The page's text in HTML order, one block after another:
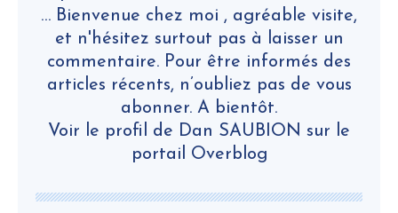
… Bienvenue chez moi , agréable visite,
et n'hésitez surtout pas à laisser un
commentaire. Pour être informés des
articles récents, n’oubliez pas de vous
abonner. A bientôt.
Voir le profil de Dan SAUBION sur le
portail Overblog